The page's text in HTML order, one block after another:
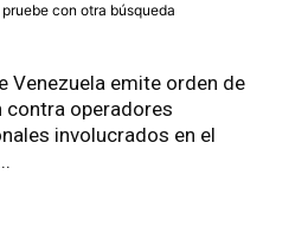
con otra búsqueda
Venezuela emite orden de
contra operadores
involucrados en el